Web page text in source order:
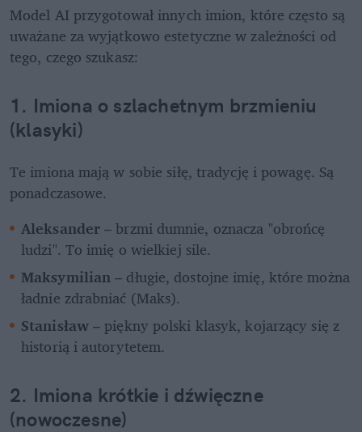
Model AI przygotował innych imion, które często są
uważane za wyjątkowo estetyczne w zależności od
tego, czego szukasz:
1. Imiona o szlachetnym brzmieniu
(klasyki)
Te imiona mają w sobie siłę, tradycję i powagę. Są
ponadczasowe.
Aleksander – brzmi dumnie, oznacza "obrońcę
ludzi". To imię o wielkiej sile.
Maksymilian – długie, dostojne imię, które można
ładnie zdrabniać (Maks).
Stanisław – piękny polski klasyk, kojarzący się z
historią i autorytetem.
2. Imiona krótkie i dźwięczne
(nowoczesne)